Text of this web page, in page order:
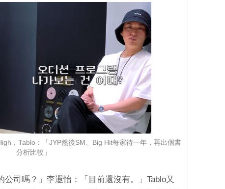
，Tablo：「JYP然後SM、Big Hit每家待一年，再出個書
分析比較」
司嗎？」李遐怡：「目前還沒有。」Tablo又